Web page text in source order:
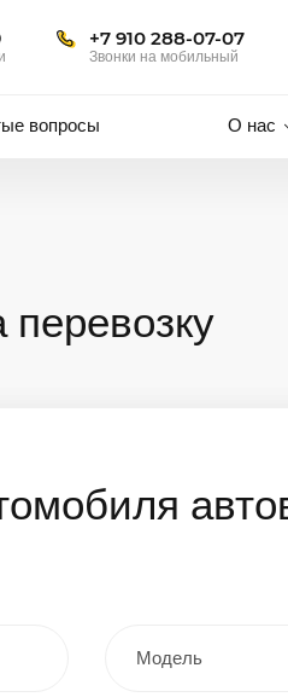
+7 910 288-07-07
Звонки на мобильный
вопросы О нас